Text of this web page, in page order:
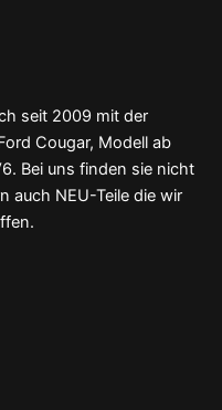
seit 2009 mit der
Cougar, Modell ab
Bei uns finden sie nicht
auch NEU-Teile die wir